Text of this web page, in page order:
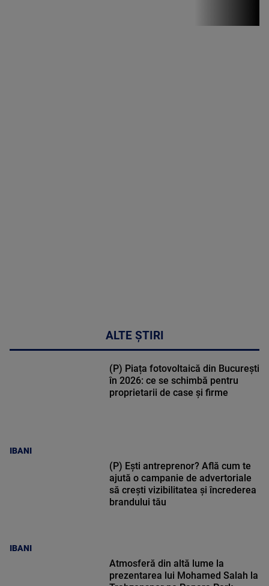
ALTE ȘTIRI
IBANI
(P) Piața fotovoltaică din București
în 2026: ce se schimbă pentru
proprietarii de case și firme
IBANI
(P) Ești antreprenor? Află cum te
ajută o campanie de advertoriale
să crești vizibilitatea și încrederea
brandului tău
Atmosferă din altă lume la
prezentarea lui Mohamed Salah la